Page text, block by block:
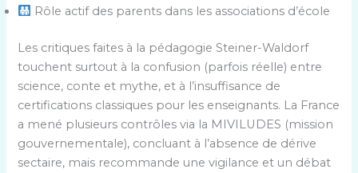
Rôle actif des parents dans les associations d’école
Les critiques faites à la pédagogie Steiner-Waldorf
touchent surtout à la confusion (parfois réelle) entre
science, conte et mythe, et à l’insuffisance de
certifications classiques pour les enseignants. La France
a mené plusieurs contrôles via la MIVILUDES (mission
gouvernementale), concluant à l’absence de dérive
sectaire, mais recommande une vigilance et un débat